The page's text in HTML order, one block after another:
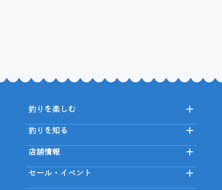
釣りを楽しむ
釣りを知る
店舗情報
セール・イベント